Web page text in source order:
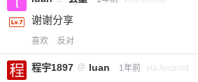
谢谢分享
喜欢 反对
程宇1897 @ luan 1年前 via Android